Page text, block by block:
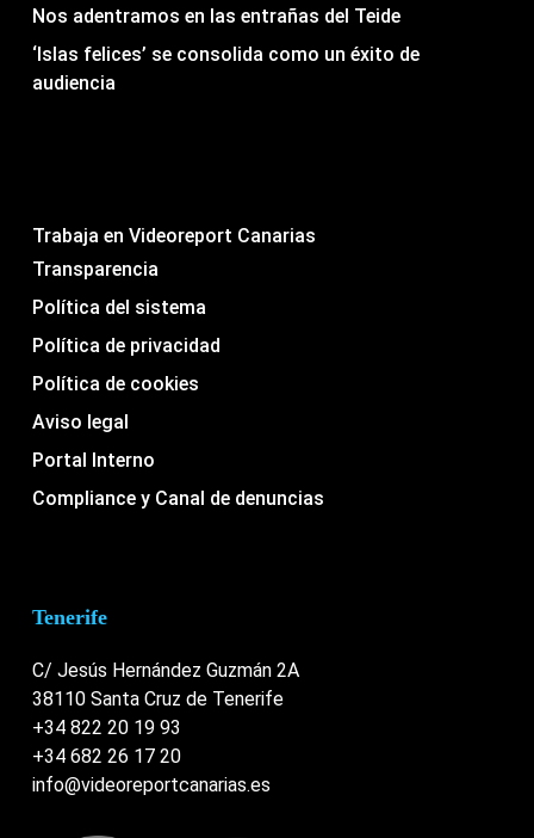
Nos adentramos en las entrañas del Teide
‘Islas felices’ se consolida como un éxito de
audiencia
Trabaja en Videoreport Canarias
Transparencia
Política del sistema
Política de privacidad
Política de cookies
Aviso legal
Portal Interno
Compliance y Canal de denuncias
Tenerife
C/ Jesús Hernández Guzmán 2A
38110 Santa Cruz de Tenerife
+34 822 20 19 93
+34 682 26 17 20
info@videoreportcanarias.es